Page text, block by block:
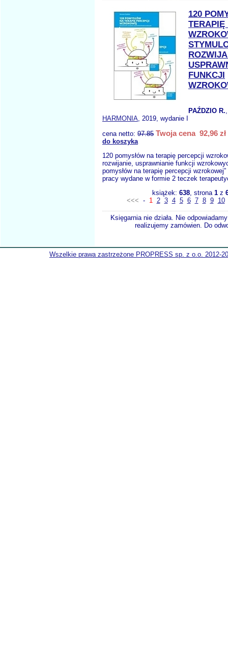
120
TERAPIĘ
FUNKCJI
PAŹDZIO R.
HARMONIA, 2019, wydanie I
cena netto: 97.85 Twoja cena 92,96 zł
do koszyka
120 pomysłów na terapię percepcji
rozwijanie, usprawnianie funkcji
pomysłów na terapię percepcji
pracy wydane w formie 2 teczek
książek: 638, strona 1z
<<< - 1 2 3 4 5 6 7 8 9 10
Księgarnia nie działa. Nie
realizujemy zamówien. Do
Wszelkie prawa zastrzeżone PROPRESS sp. z o.o. 2012-